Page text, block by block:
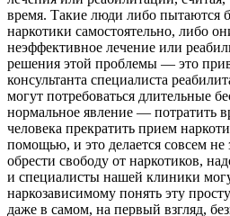
время. Такие люди либо пытаются
наркотики самостоятельно, либо
неэффективное лечение или
решения этой проблемы — это
консультанта специалиста
могут потребоваться длительные
нормальное явление — потратить
человека прекратить прием
помощью, и это делается совсем не
обрести свободу от наркотиков,
и специалисты нашей клиники
наркозависимому понять эту
даже в самом, на первый взгляд,